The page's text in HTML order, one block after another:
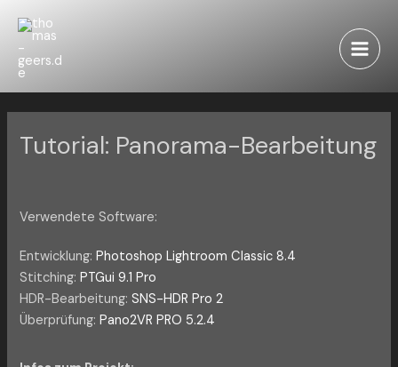
Inhalt
springen
Main
Tutorial: Panorama-Bearbeitung
Verwendete Software:
Entwicklung:Photoshop Lightroom Classic 8.4
Stitching:PTGui 9.1 Pro
HDR-Bearbeitung:SNS-HDR Pro 2
Überprüfung:Pano2VR PRO 5.2.4